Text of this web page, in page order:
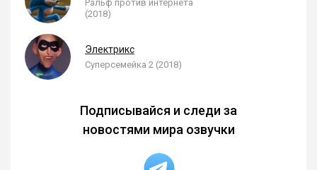
Ральф против интернета
(2018)
Электрикс
Суперсемейка 2 (2018)
Подписывайся и следи за
новостями мира озвучки